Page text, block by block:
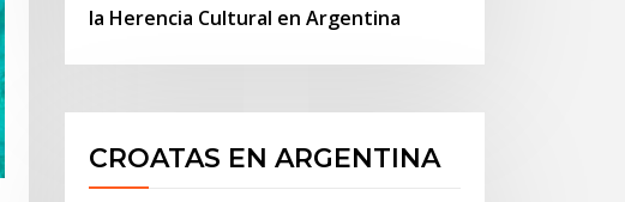
la Herencia Cultural en Argentina
CROATAS EN ARGENTINA